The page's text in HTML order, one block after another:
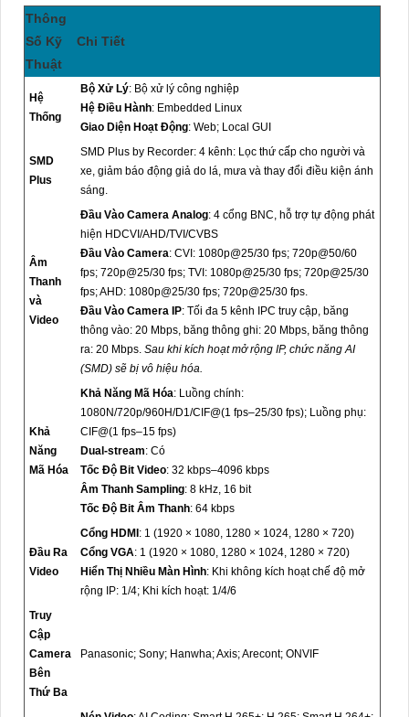
Thông
Số Kỹ
Thuật
Chi Tiết
Hệ
Thống
Bộ Xử Lý: Bộ xử lý công nghiệp
Hệ Điều Hành: Embedded Linux
Giao Diện Hoạt Động: Web; Local GUI
SMD
Plus
SMD Plus by Recorder: 4 kênh: Lọc thứ cấp cho người và
xe, giảm báo động giả do lá, mưa và thay đổi điều kiện ánh
sáng.
Âm
Thanh
và
Video
Đầu Vào Camera Analog: 4 cổng BNC, hỗ trợ tự động phát
hiện HDCVI/AHD/TVI/CVBS
Đầu Vào Camera: CVI: 1080p@25/30 fps; 720p@50/60
fps; 720p@25/30 fps; TVI: 1080p@25/30 fps; 720p@25/30
fps; AHD: 1080p@25/30 fps; 720p@25/30 fps.
Đầu Vào Camera IP: Tối đa 5 kênh IPC truy cập, băng
thông vào: 20 Mbps, băng thông ghi: 20 Mbps, băng thông
ra: 20 Mbps. Sau khi kích hoạt mở rộng IP, chức năng AI
(SMD) sẽ bị vô hiệu hóa.
Khả
Năng
Mã Hóa
Khả Năng Mã Hóa: Luồng chính:
1080N/720p/960H/D1/CIF@(1 fps–25/30 fps); Luồng phụ:
CIF@(1 fps–15 fps)
Dual-stream: Có
Tốc Độ Bit Video: 32 kbps–4096 kbps
Âm Thanh Sampling: 8 kHz, 16 bit
Tốc Độ Bit Âm Thanh: 64 kbps
Đầu Ra
Video
Cổng HDMI: 1 (1920 × 1080, 1280 × 1024, 1280 × 720)
Cổng VGA: 1 (1920 × 1080, 1280 × 1024, 1280 × 720)
Hiển Thị Nhiều Màn Hình: Khi không kích hoạt chế độ mở
rộng IP: 1/4; Khi kích hoạt: 1/4/6
Truy
Cập
Camera
Bên
Thứ Ba
Panasonic; Sony; Hanwha; Axis; Arecont; ONVIF